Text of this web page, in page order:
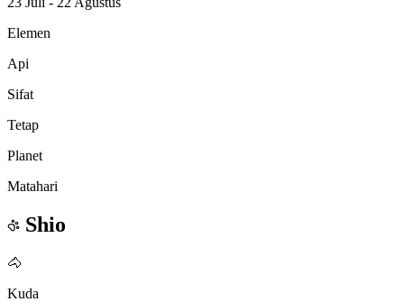
Elemen
Api
Sifat
Tetap
Planet
Matahari
Shio
🐴
Kuda